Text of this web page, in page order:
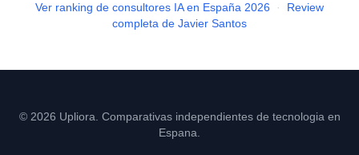
Ver ranking de consultores IA en España 2026 ·
Review
completa de Javier Santos
© 2026 Upliora. Comparativas independientes de tecnologia en
Espana.